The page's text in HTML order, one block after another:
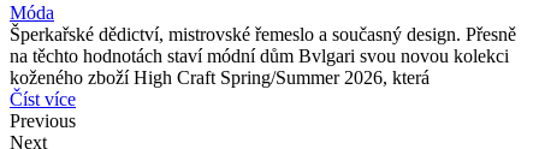
Móda
Šperkařské dědictví, mistrovské řemeslo a současný design. Přesně
na těchto hodnotách staví módní dům Bvlgari svou novou kolekci
koženého zboží High Craft Spring/Summer 2026, která
Číst více
Previous
Next